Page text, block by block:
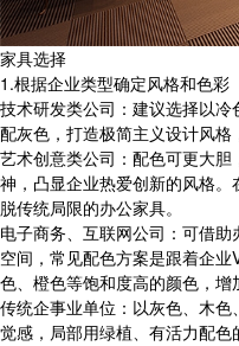
家具选择
1.根据企业类型确定风格和色彩
技术研发类公司：建议选择以
配灰色，打造极简主义设计风格
艺术创意类公司：配色可更大
神，凸显企业热爱创新的风格
脱传统局限的办公家具。
电子商务、互联网公司：可借
空间，常见配色方案是跟着企
色、橙色等饱和度高的颜色，增
传统企事业单位：以灰色、木
觉感，局部用绿植、有活力配